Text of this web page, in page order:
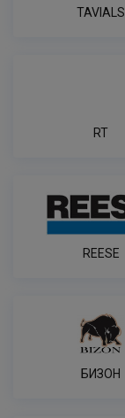
TAVIALS
RT
REESE
БИЗОН